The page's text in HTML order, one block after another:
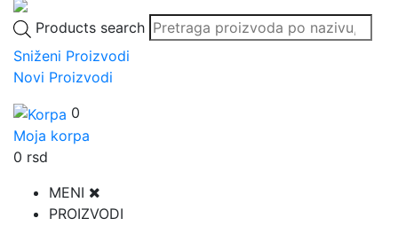
Products search
Sniženi Proizvodi
Novi Proizvodi
0
Moja korpa
0 rsd
MENI
PROIZVODI